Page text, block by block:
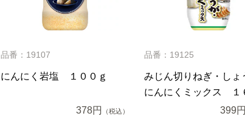
品番：19107
にんにく岩塩 １００ｇ
378円 （税込）
品番：19125
みじん切りねぎ・しょ
にんにくミックス １
399円